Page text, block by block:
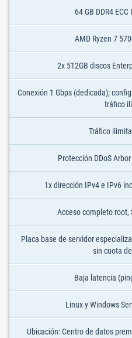
64 GB DDR4
AMD Ryzen 7
2x 512GB discos
Conexión 1 Gbps (dedicada);
tráfico
Tráfico
Protección DDoS
1x dirección IPv4 e IPv6
Acceso completo root,
Placa base de servidor
sin cuota
Baja latencia
Linux y Windows
Ubicación: Centro de datos